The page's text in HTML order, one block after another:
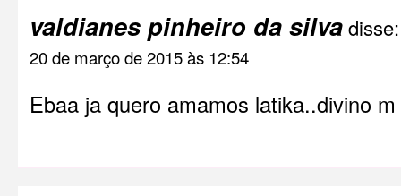
valdianes pinheiro da silvadisse:
20 de março de 2015 às 12:54
Ebaa ja quero amamos latika..divino